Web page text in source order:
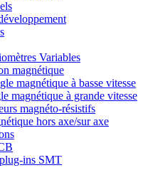
Variables
magnétique
magnétique à basse vitesse
magnétique à grande vitesse
magnéto-résistifs
hors axe/sur axe
ins SMT